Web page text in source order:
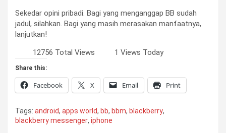
Sekedar opini pribadi. Bagi yang menganggap BB sudah
jadul, silahkan. Bagi yang masih merasakan manfaatnya,
lanjutkan!
12756 Total Views
1 Views Today
Share this:
Facebook X Email Print
Tags: android, apps world, bb, bbm, blackberry,
blackberry messenger, iphone